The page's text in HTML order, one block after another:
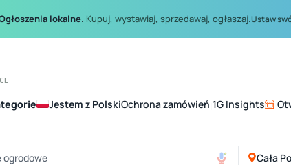
lokalne. Kupuj, wystawiaj, sprzedawaj, ogłaszaj.Ustaw
Jestem z PolskiOchrona zamówień 1G Insights
Cała